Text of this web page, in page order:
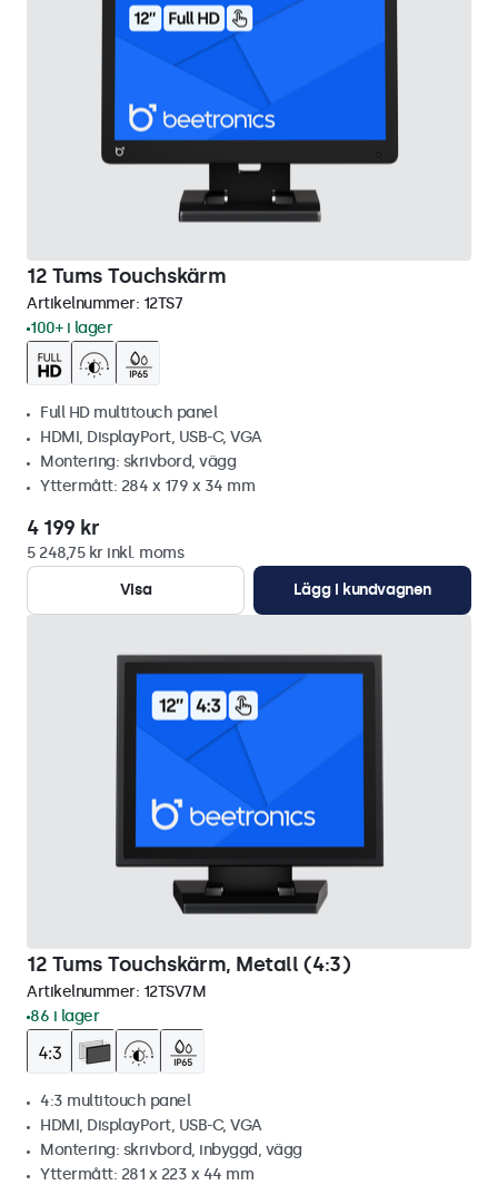
12 Tums Touchskärm
Artikelnummer: 12TS7
100+ i lager
Full HD multitouch panel
HDMI, DisplayPort, USB-C, VGA
Montering: skrivbord, vägg
Yttermått: 284 x 179 x 34 mm
4 199 kr
5 248,75 kr inkl. moms
Visa
Lägg i kundvagnen
12 Tums Touchskärm, Metall (4:3)
Artikelnummer: 12TSV7M
86 i lager
4:3 multitouch panel
HDMI, DisplayPort, USB-C, VGA
Montering: skrivbord, inbyggd, vägg
Yttermått: 281 x 223 x 44 mm